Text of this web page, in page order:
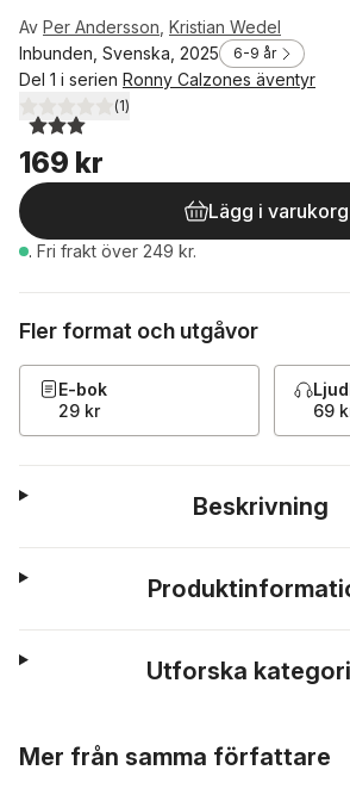
Av Per Andersson Kristian Wedel
Inbunden, Svenska, 2025
6-9 år
Del 1 i serien Ronny Calzones äventyr
3,0utav 5 stjärnor. Totalt antal röster:
(1)
169 kr
Lägg i varukorg
. Fri frakt över 249 kr.
Fler format och utgåvor
E-bok
29 kr
69
Beskrivning
Utforska
Mer från samma författare